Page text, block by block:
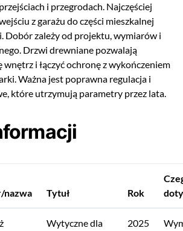
i przegrodach. Najczęściej
z garażu do części mieszkalnej
Dobór zależy od projektu, wymiarów i
Drzwi drewniane pozwalają
wnętrz i łączyć ochronę z wykończeniem
Ważna jest poprawna regulacja i
które utrzymują parametry przez lata.
nazwa Tytuł Rok
Wytyczne dla
2025